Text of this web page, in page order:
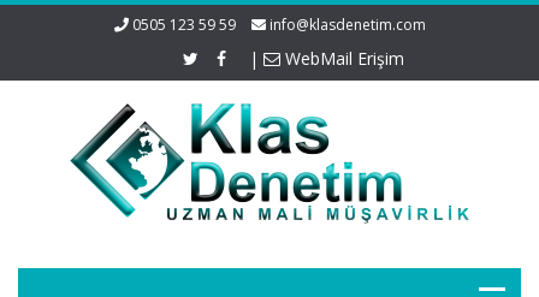
0505 123 59 59 info@klasdenetim.com
| WebMail Erişim